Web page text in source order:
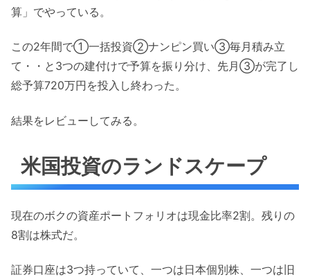
算」でやっている。
この2年間で①一括投資②ナンピン買い③毎月積み立
て・・と3つの建付けで予算を振り分け、先月③が完了し
総予算720万円を投入し終わった。
結果をレビューしてみる。
米国投資のランドスケープ
現在のボクの資産ポートフォリオは現金比率2割。残りの
8割は株式だ。
証券口座は3つ持っていて、一つは日本個別株、一つは旧